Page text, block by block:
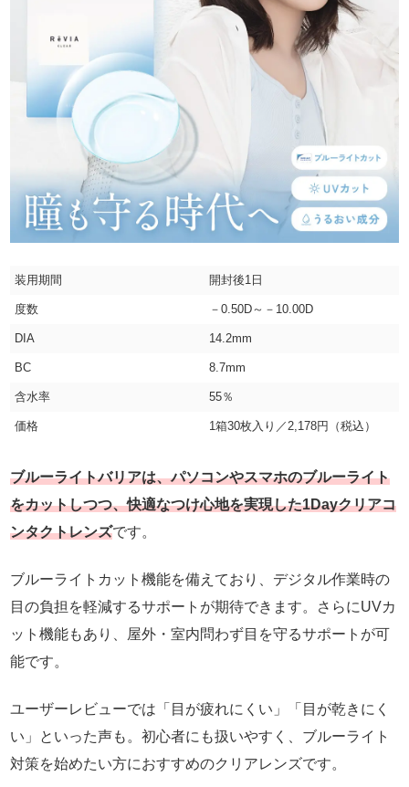
装用期間 開封後1日
度数 －0.50D～－10.00D
DIA 14.2mm
BC 8.7mm
含水率 55％
価格 1箱30枚入り／2,178円（税込）
ブルーライトバリアは、パソコンやスマホのブルーライト
をカットしつつ、快適なつけ心地を実現した1Dayクリアコ
ンタクトレンズです。
ブルーライトカット機能を備えており、デジタル作業時の
目の負担を軽減するサポートが期待できます。さらにUVカ
ット機能もあり、屋外・室内問わず目を守るサポートが可
能です。
ユーザーレビューでは「目が疲れにくい」「目が乾きにく
い」といった声も。初心者にも扱いやすく、ブルーライト
対策を始めたい方におすすめのクリアレンズです。